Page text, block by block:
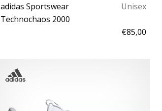
adidas Sportswear
Unisex
Technochaos 2000
€85,00